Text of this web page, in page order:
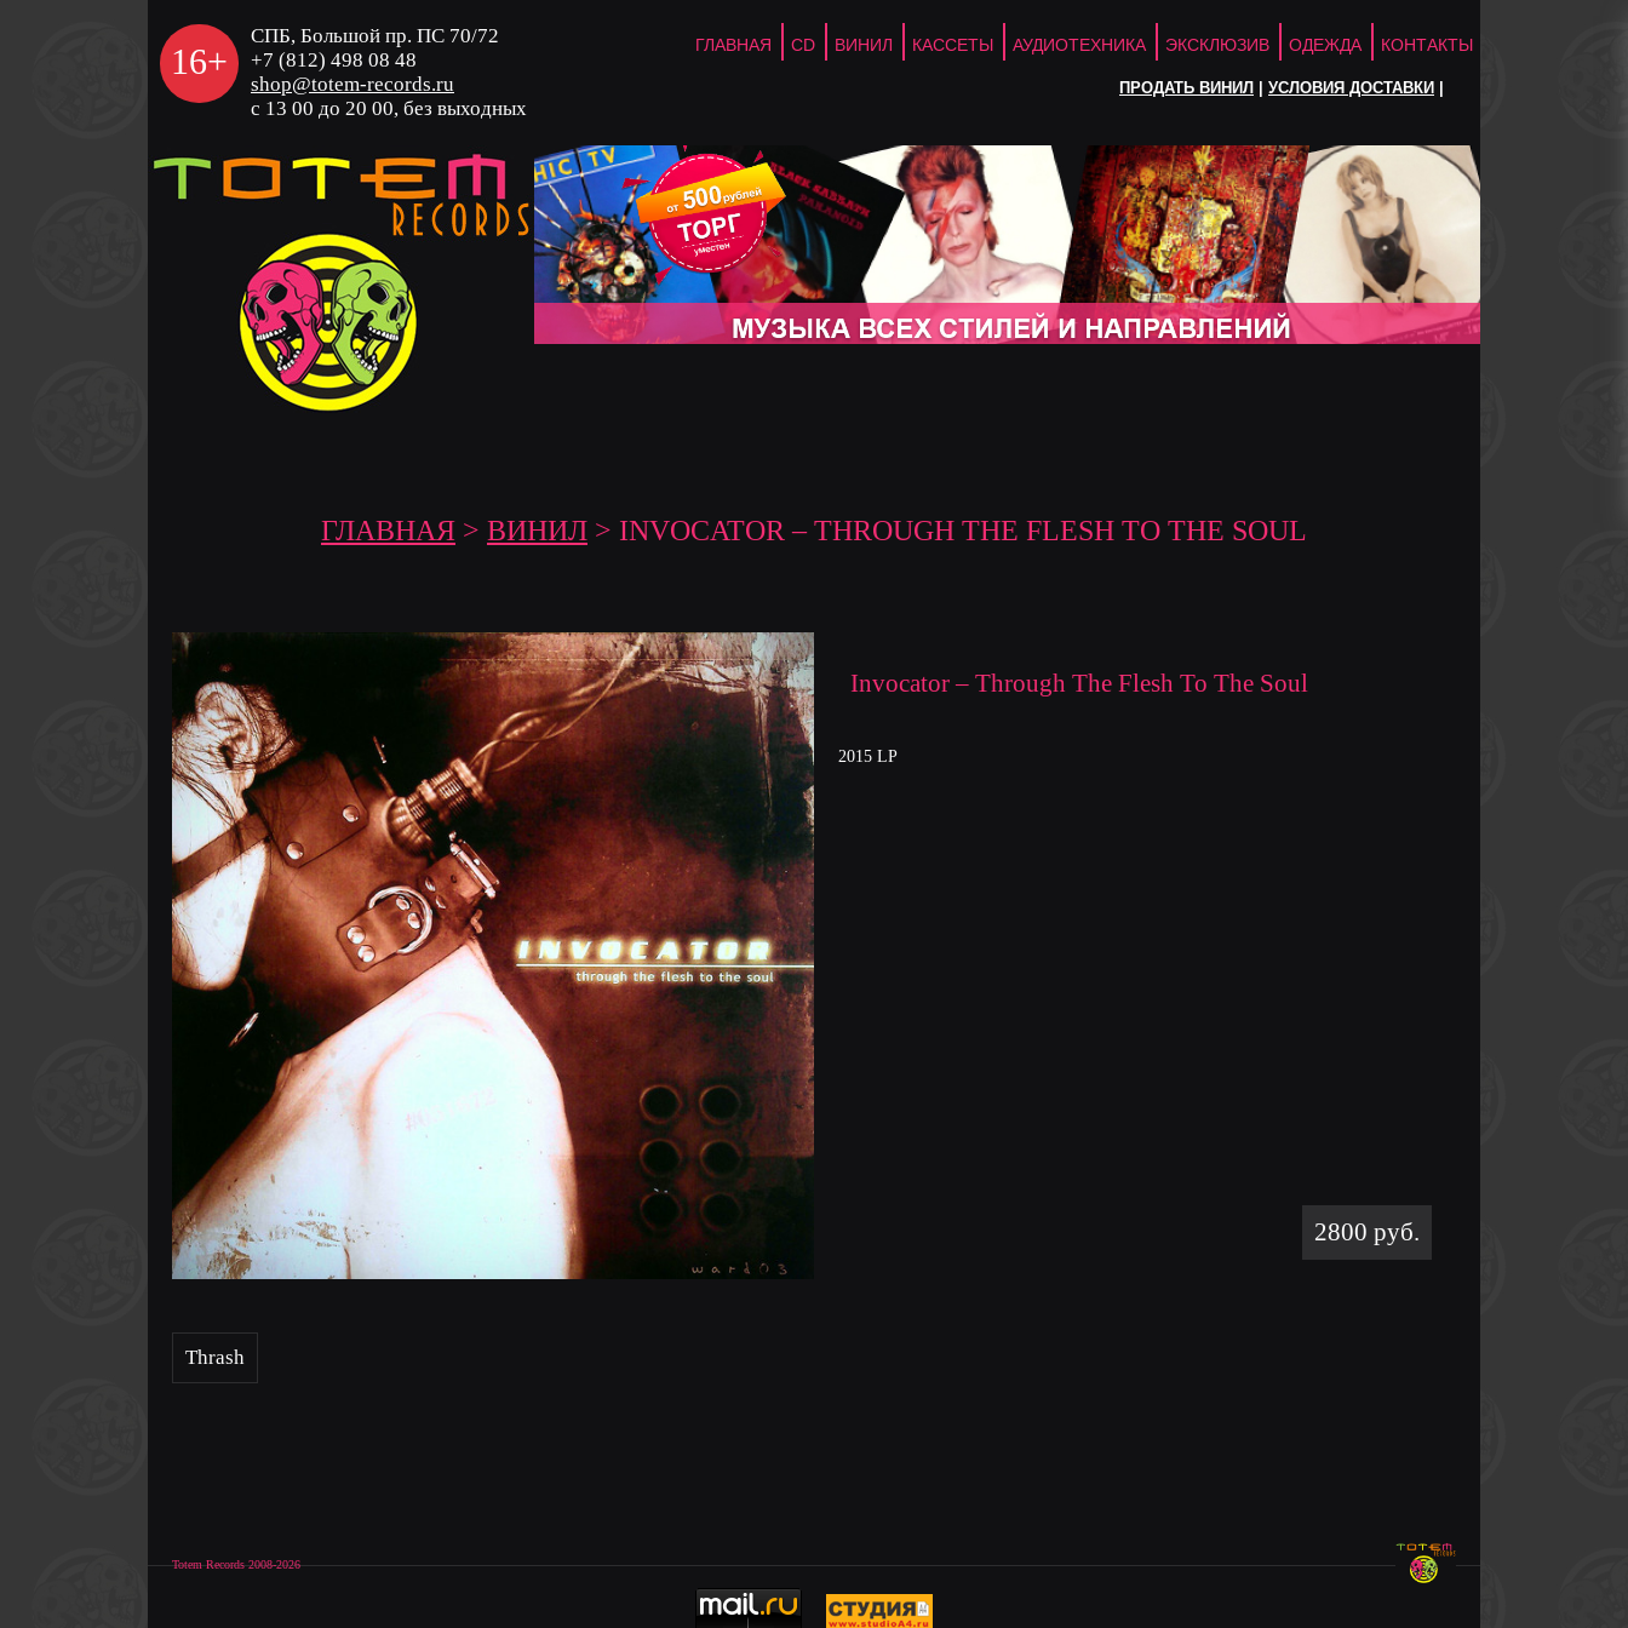
16+
СПБ, Большой пр. ПС 70/72
+7 (812) 498 08 48
shop@totem-records.ru
с 13 00 до 20 00, без выходных
ГЛАВНАЯ CD ВИНИЛ КАССЕТЫ АУДИОТЕХНИКА ЭКСКЛЮЗИВ ОДЕЖДА КОНТАКТЫ
ПРОДАТЬ ВИНИЛ УСЛОВИЯ ДОСТАВКИ
ГЛАВНАЯ > ВИНИЛ > INVOCATOR ‎– THROUGH THE FLESH TO THE SOUL
Invocator ‎– Through The Flesh To The Soul
2015 LP
2800 руб.
Thrash
Totem Records 2008-2026